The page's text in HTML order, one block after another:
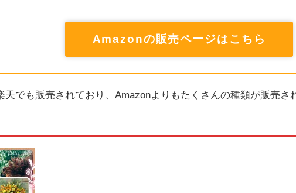
Amazonの販売ページはこちら
でも販売されており、Amazonよりもたくさんの種類が販売さ